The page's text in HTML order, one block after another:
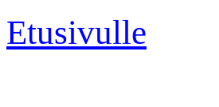
Etusivulle